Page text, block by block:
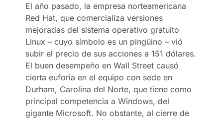
El año pasado, la empresa norteamericana
Red Hat, que comercializa versiones
mejoradas del sistema operativo gratuito
Linux – cuyo símbolo es un pingüino – vió
subir el precio de sus acciones a 151 dólares.
El buen desempeño en Wall Street causó
cierta euforia en el equipo con sede en
Durham, Carolina del Norte, que tiene como
principal competencia a Windows, del
gigante Microsoft. No obstante, al cierre de